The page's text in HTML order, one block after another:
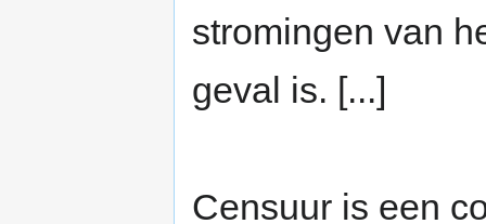
stromingen van
geval is. [...]
Censuur is een